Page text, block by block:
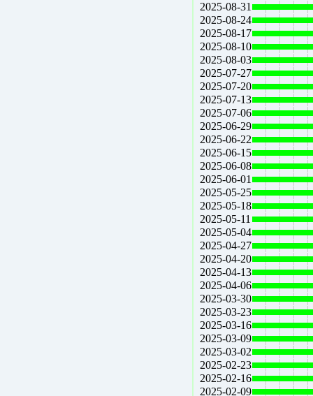
2025-08-31
2025-08-24
2025-08-17
2025-08-10
2025-08-03
2025-07-27
2025-07-20
2025-07-13
2025-07-06
2025-06-29
2025-06-22
2025-06-15
2025-06-08
2025-06-01
2025-05-25
2025-05-18
2025-05-11
2025-05-04
2025-04-27
2025-04-20
2025-04-13
2025-04-06
2025-03-30
2025-03-23
2025-03-16
2025-03-09
2025-03-02
2025-02-23
2025-02-16
2025-02-09